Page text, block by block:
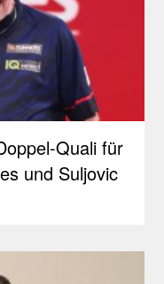
Quali für
und Suljovic